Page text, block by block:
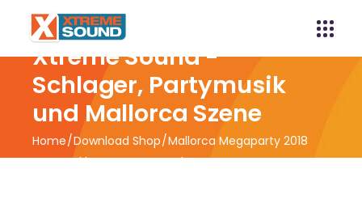
Xtreme Sound -
Schlager, Partymusik
und Mallorca Szene
Home Download Shop Mallorca Megaparty 2018
powered by Xtreme Sound